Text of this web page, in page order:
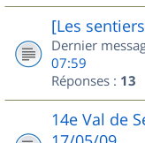
[Les
Dernier
07:59
Réponses : 13
14e Val de